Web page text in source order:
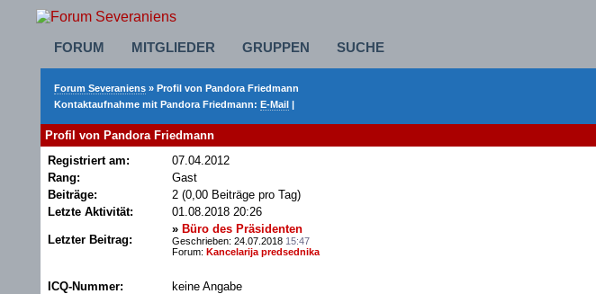
FORUM MITGLIEDER GRUPPEN SUCHE
Forum Severaniens » Profil von Pandora Friedmann
Kontaktaufnahme mit Pandora Friedmann: E-Mail |
Profil von Pandora Friedmann
Registriert am:
07.04.2012
Rang:
Gast
Beiträge:
2 (0,00 Beiträge pro Tag)
Letzte Aktivität:
01.08.2018 20:26
Letzter Beitrag:
» Büro des Präsidenten
Geschrieben: 24.07.2018 15:47
Forum: Kancelarija predsednika
ICQ-Nummer:
keine Angabe